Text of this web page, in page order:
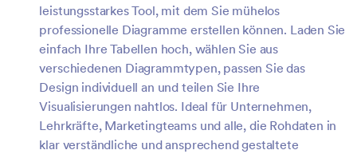
leistungsstarkes Tool, mit dem Sie mühelos
professionelle Diagramme erstellen können. Laden Sie
einfach Ihre Tabellen hoch, wählen Sie aus
verschiedenen Diagrammtypen, passen Sie das
Design individuell an und teilen Sie Ihre
Visualisierungen nahtlos. Ideal für Unternehmen,
Lehrkräfte, Marketingteams und alle, die Rohdaten in
klar verständliche und ansprechend gestaltete